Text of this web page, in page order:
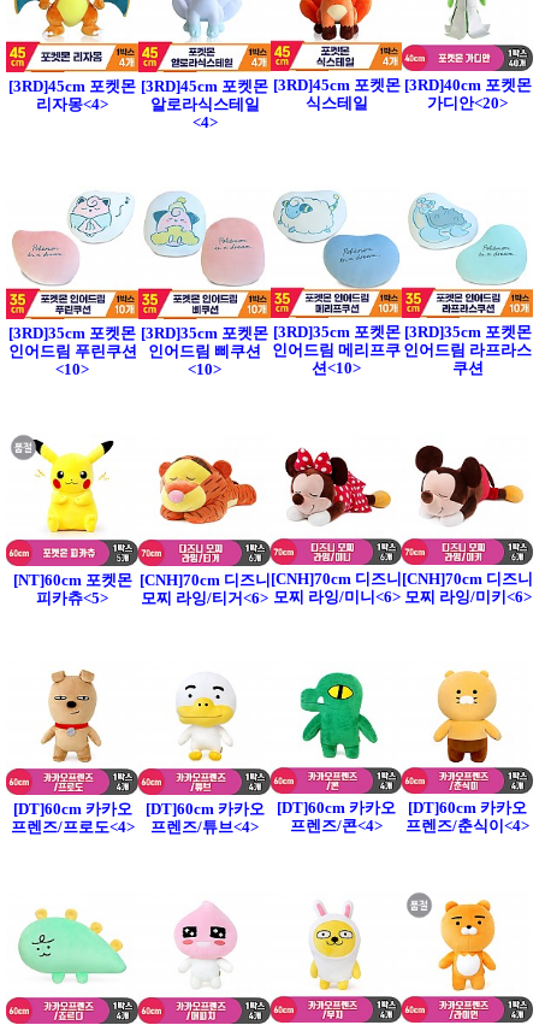
[3RD]45cm 포켓몬
리자몽<4>
[3RD]45cm 포켓몬
알로라식스테일
<4>
[3RD]45cm 포켓몬
식스테일
[3RD]40cm 포켓몬
가디안<20>
[3RD]35cm 포켓몬
인어드림 푸린쿠션
<10>
[3RD]35cm 포켓몬
인어드림 삐쿠션
<10>
[3RD]35cm 포켓몬
인어드림 메리프쿠
션<10>
[3RD]35cm 포켓몬
인어드림 라프라스
쿠션
[NT]60cm 포켓몬
피카츄<5>
[CNH]70cm 디즈니
모찌 라잉/티거<6>
[CNH]70cm 디즈니
모찌 라잉/미니<6>
[CNH]70cm 디즈니
모찌 라잉/미키<6>
[DT]60cm 카카오
프렌즈/프로도<4>
[DT]60cm 카카오
프렌즈/튜브<4>
[DT]60cm 카카오
프렌즈/콘<4>
[DT]60cm 카카오
프렌즈/춘식이<4>